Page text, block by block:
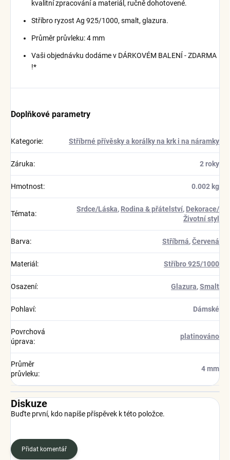
kvalitní zpracování a materiál, ručně dohotovené.
Stříbro ryzost Ag 925/1000, smalt, glazura.
Průměr průvleku: 4 mm
Vaši objednávku dodáme v DÁRKOVÉM BALENÍ - ZDARMA
!*
Doplňkové parametry
Kategorie: Stříbrné přívěsky a korálky na krk i na náramky
Záruka: 2 roky
Hmotnost: 0.002 kg
Témata:
Srdce/Láska, Rodina & přátelství, Dekorace/
Životní styl
Barva: Stříbrná,Červená
Materiál : Stříbro 925/1000
Osazení: Glazura,Smalt
Pohlaví: Dámské
Povrchová
úprava:
platinováno
Průměr
průvleku:
4 mm
Diskuze
Buďte první, kdo napíše příspěvek k této položce.
Přidat komentář